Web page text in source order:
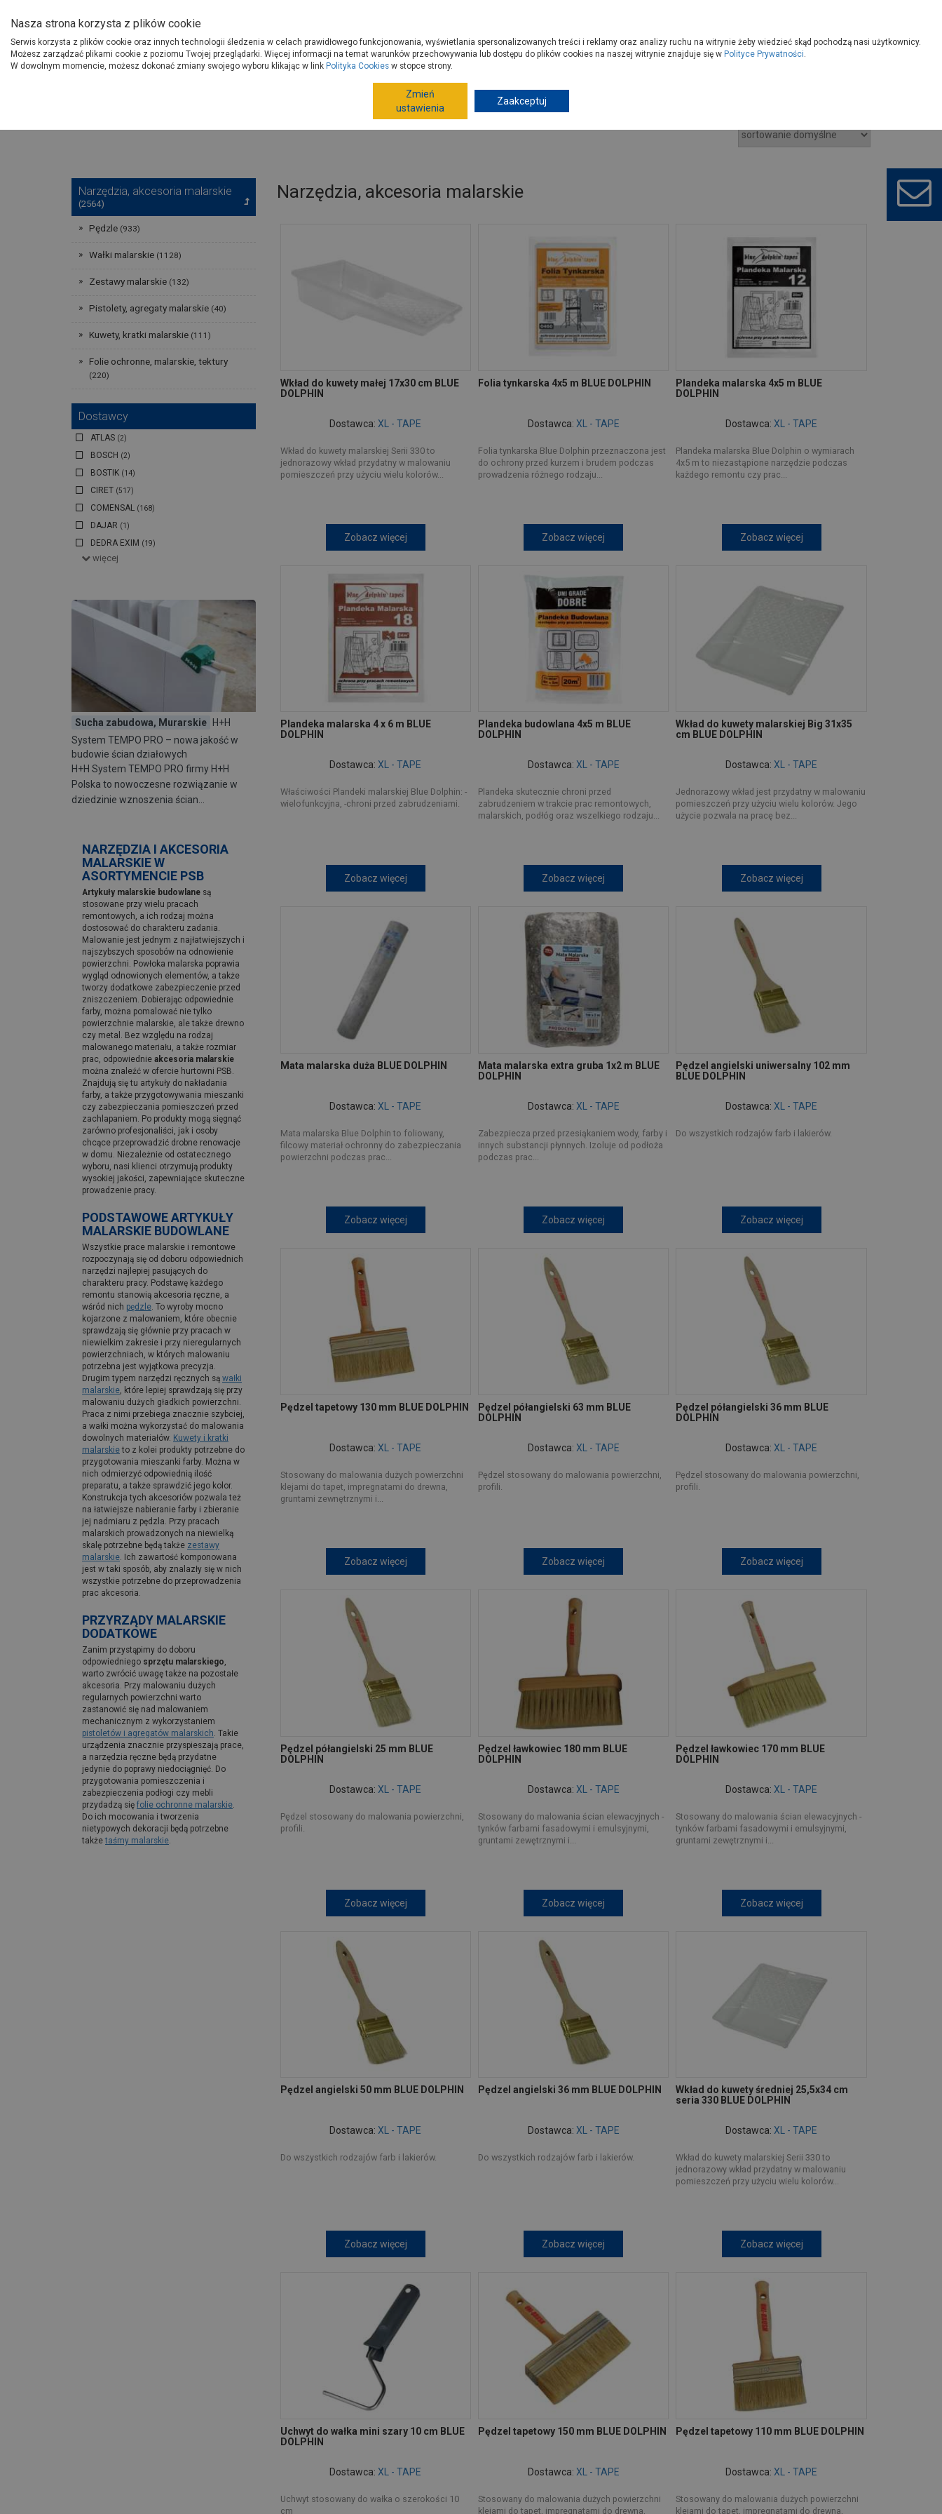
Produkty
O Grupie PSB
Gdzie kupisz Porady
Narzędzia ręczne, warsztat Narzędzia, akcesoria malarskie
Narzędzia, akcesoria malarskie
(2564)
Pędzle (933)
Wałki malarskie (1128)
Zestawy malarskie (132)
Pistolety, agregaty malarskie (40)
Kuwety, kratki malarskie (111)
Folie ochronne, malarskie, tektury
(220)
Dostawcy
ATLAS (2)
BOSCH (2)
BOSTIK (14)
CIRET (517)
COMENSAL (168)
DAJAR (1)
DEDRA EXIM (19)
DEGET
KAEM
KUBALA
PROFIX
RAWLPLUG
SELENA
SILA(8)
STALCO(247)
TESA(2)
UNICELL(3)
WARTER POLYMERS
więcej
Sucha zabudowa, Murarskie
H+H
System TEMPO PRO – nowa jakość w
budowie ścian działowych
H+H System TEMPO PRO firmy H+H
Polska to nowoczesne rozwiązanie w
dziedzinie wznoszenia ścian…
NARZĘDZIA I AKCESORIA
MALARSKIE W
ASORTYMENCIE PSB
Artykuły malarskie budowlane są
stosowane przy wielu pracach
remontowych, a ich rodzaj można
dostosować do charakteru zadania.
Malowanie jest jednym z najłatwiejszych i
najszybszych sposobów na odnowienie
powierzchni. Powłoka malarska poprawia
wygląd odnowionych elementów, a także
tworzy dodatkowe zabezpieczenie przed
zniszczeniem. Dobierając odpowiednie
farby, można pomalować nie tylko
powierzchnie malarskie, ale także drewno
czy metal. Bez względu na rodzaj
malowanego materiału, a także rozmiar
prac, odpowiednie akcesoria malarskie
można znaleźć w ofercie hurtowni PSB.
Znajdują się tu artykuły do nakładania
farby, a także przygotowywania mieszanki
czy zabezpieczania pomieszczeń przed
zachlapaniem. Po produkty mogą sięgnąć
zarówno profesjonaliści, jak i osoby
chcące przeprowadzić drobne renowacje
w domu. Niezależnie od ostatecznego
wyboru, nasi klienci otrzymują produkty
wysokiej jakości, zapewniające skuteczne
prowadzenie pracy.
PODSTAWOWE ARTYKUŁY
MALARSKIE BUDOWLANE
Wszystkie prace malarskie i remontowe
rozpoczynają się od doboru odpowiednich
narzędzi najlepiej pasujących do
charakteru pracy. Podstawę każdego
remontu stanowią akcesoria ręczne, a
wśród nich pędzle. To wyroby mocno
kojarzone z malowaniem, które obecnie
sprawdzają się głównie przy pracach w
niewielkim zakresie i przy nieregularnych
powierzchniach, w których malowaniu
potrzebna jest wyjątkowa precyzja.
Drugim typem narzędzi ręcznych są wałki
malarskie, które lepiej sprawdzają się przy
malowaniu dużych gładkich powierzchni.
Praca z nimi przebiega znacznie szybciej,
a wałki można wykorzystać do malowania
dowolnych materiałów. Kuwety i kratki
malarskieto z kolei produkty potrzebne do
przygotowania mieszanki farby. Można w
nich odmierzyć odpowiednią ilość
preparatu, a także sprawdzić jego kolor.
Konstrukcja tych akcesoriów pozwala też
na łatwiejsze nabieranie farby i zbieranie
jej nadmiaru z pędzla. Przy pracach
malarskich prowadzonych na niewielką
skalę potrzebne będą także zestawy
malarskie. Ich zawartość komponowana
jest w taki sposób, aby znalazły się w nich
wszystkie potrzebne do przeprowadzenia
prac akcesoria.
PRZYRZĄDY MALARSKIE
DODATKOWE
Zanim przystąpimy do doboru
odpowiedniego sprzętu malarskiego,
warto zwrócić uwagę także na pozostałe
akcesoria. Przy malowaniu dużych
regularnych powierzchni warto
zastanowić się nad malowaniem
mechanicznym z wykorzystaniem
pistoletów i agregatów malarskich. Takie
urządzenia znacznie przyspieszają prace,
a narzędzia ręczne będą przydatne
jedynie do poprawy niedociągnięć. Do
przygotowania pomieszczenia i
zabezpieczenia podłogi czy mebli
przydadzą się folie ochronne malarskie.
Do ich mocowania i tworzenia
nietypowych dekoracji będą potrzebne
takżetaśmy malarskie.
Narzędzia, akcesoria malarskie
Wkład do kuwety małej 17x30 cm BLUE
DOLPHIN
Dostawca:XL - TAPE
Wkład do kuwety malarskiej Serii 330 to
jednorazowy wkład przydatny w malowaniu
pomieszczeń przy użyciu wielu kolorów...
Zobacz więcej
Folia tynkarska 4x5 m BLUE DOLPHIN
Dostawca: XL - TAPE
Folia tynkarska Blue Dolphin przeznaczona jest
do ochrony przed kurzem i brudem podczas
prowadzenia różnego rodzaju...
Zobacz więcej
Plandeka malarska 4x5 m BLUE
DOLPHIN
Dostawca:XL - TAPE
Plandeka malarska Blue Dolphin o wymiarach
4x5 m to niezastąpione narzędzie podczas
każdego remontu czy prac...
Zobacz więcej
Plandeka malarska 4 x 6 m BLUE
DOLPHIN
Dostawca:XL - TAPE
Właściwości Plandeki malarskiej Blue Dolphin: -
wielofunkcyjna, -chroni przed zabrudzeniami.
Zobacz więcej
Plandeka budowlana 4x5 m BLUE
DOLPHIN
Dostawca: XL - TAPE
Plandeka skutecznie chroni przed
zabrudzeniem w trakcie prac remontowych,
malarskich, podłóg oraz wszelkiego rodzaju...
Zobacz więcej
Wkład do kuwety malarskiej Big 31x35
cm BLUE DOLPHIN
Dostawca:XL - TAPE
Jednorazowy wkład jest przydatny w malowaniu
pomieszczeń przy użyciu wielu kolorów. Jego
użycie pozwala na pracę bez...
Zobacz więcej
Mata malarska duża BLUE DOLPHIN
Dostawca:XL - TAPE
Mata malarska Blue Dolphin to foliowany,
filcowy materiał ochronny do zabezpieczania
powierzchni podczas prac...
Zobacz więcej
Mata malarska extra gruba 1x2 m BLUE
DOLPHIN
Dostawca: XL - TAPE
Zabezpiecza przed przesiąkaniem wody, farby i
innych substancji płynnych. Izoluje od podłoża
podczas prac...
Zobacz więcej
Pędzel angielski uniwersalny 102 mm
BLUE DOLPHIN
Dostawca:XL - TAPE
Do wszystkich rodzajów farb i lakierów.
Zobacz więcej
Pędzel tapetowy 130 mm BLUE DOLPHIN
Dostawca:XL - TAPE
Stosowany do malowania dużych powierzchni
klejami do tapet, impregnatami do drewna,
gruntami zewnętrznymi i...
Zobacz więcej
Pędzel półangielski 63 mm BLUE
DOLPHIN
Dostawca: XL - TAPE
Pędzel stosowany do malowania powierzchni,
profili.
Zobacz więcej
Pędzel półangielski 36 mm BLUE
DOLPHIN
Dostawca:XL - TAPE
Pędzel stosowany do malowania powierzchni,
profili.
Zobacz więcej
Pędzel półangielski 25 mm BLUE
DOLPHIN
Dostawca:XL - TAPE
Pędzel stosowany do malowania powierzchni,
profili.
Zobacz więcej
Pędzel ławkowiec 180 mm BLUE
DOLPHIN
Dostawca: XL - TAPE
Stosowany do malowania ścian elewacyjnych -
tynków farbami fasadowymi i emulsyjnymi,
gruntami zewętrznymi i...
Zobacz więcej
Pędzel ławkowiec 170 mm BLUE
DOLPHIN
Dostawca:XL - TAPE
Stosowany do malowania ścian elewacyjnych -
tynków farbami fasadowymi i emulsyjnymi,
gruntami zewętrznymi i...
Zobacz więcej
Pędzel angielski 50 mm BLUE DOLPHIN
Dostawca:XL - TAPE
Do wszystkich rodzajów farb i lakierów.
Zobacz więcej
Pędzel angielski 36 mm BLUE DOLPHIN
Dostawca: XL - TAPE
Do wszystkich rodzajów farb i lakierów.
Zobacz więcej
Wkład do kuwety średniej 25,5x34 cm
seria 330 BLUE DOLPHIN
Dostawca:XL - TAPE
Wkład do kuwety malarskiej Serii 330 to
jednorazowy wkład przydatny w malowaniu
pomieszczeń przy użyciu wielu kolorów...
Zobacz więcej
Uchwyt do wałka mini szary 10 cm BLUE
DOLPHIN
Dostawca:XL - TAPE
Uchwyt stosowany do wałka o szerokości 10
cm
Pędzel tapetowy 150 mm BLUE DOLPHIN
Dostawca: XL - TAPE
Stosowany do malowania dużych powierzchni
klejami do tapet, impregnatami do drewna,
Pędzel tapetowy 110 mm BLUE DOLPHIN
Dostawca:XL - TAPE
Stosowany do malowania dużych powierzchni
klejami do tapet, impregnatami do drewna,
Nasza strona korzysta z plików cookie
Serwis korzysta z plików cookie oraz innych technologii śledzenia w celach prawidłowego funkcjonowania, wyświetlania spersonalizowanych treści i reklamy oraz analizy ruchu na witrynie żeby wiedzieć skąd pochodzą nasi użytkownicy.
Możesz zarządzać plikami cookie z poziomu Twojej przeglądarki. Więcej informacji na temat warunków przechowywania lub dostępu do plików cookies na naszej witrynie znajduje się w Polityce Prywatności.
W dowolnym momencie, możesz dokonać zmiany swojego wyboru klikając w link Polityka Cookies w stopce strony.
Zmień
ustawienia
Zaakceptuj